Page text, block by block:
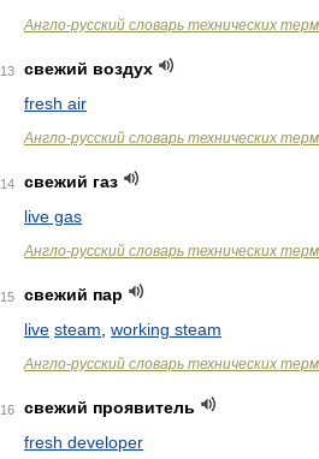
Англо-русский словарь технических
13
свежий воздух
fresh air
Англо-русский словарь технических
14
свежий газ
live gas
Англо-русский словарь технических
15
свежий пар
live steam working steam
Англо-русский словарь технических
16
свежий проявитель
fresh developer